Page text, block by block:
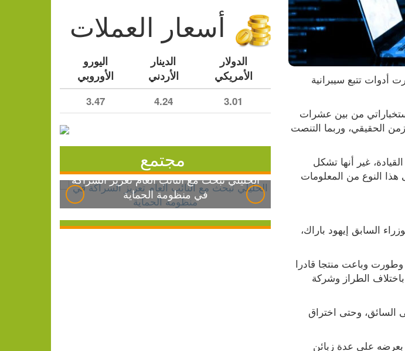
أسعار العملات
الدولار
الأمريكي
الدينار
الأردني
اليورو
الأوروبي
3.01
4.24
3.47
مجتمع
الخليلي تبحث مع النائب العام تعزيز الشراكة
في منظومة الحماية